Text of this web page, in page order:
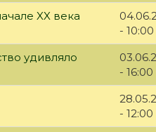
XX века
- 10:00
удивляло
- 16:00
- 12:00